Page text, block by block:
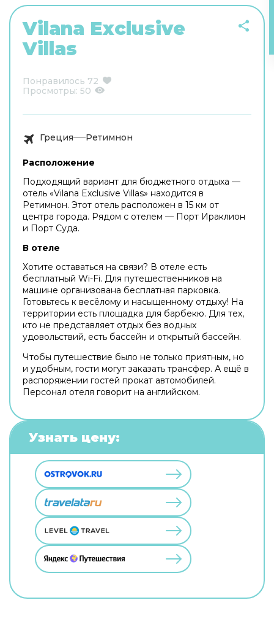
Vilana Exclusive
Villas
Понравилось 72
Просмотры: 50
Греция Ретимнон
Расположение
Подходящий вариант для бюджетного отдыха —
отель «Vilana Exclusive Villas» находится в
Ретимнон. Этот отель расположен в 15 км от
центра города. Рядом с отелем — Порт Ираклион
и Порт Суда.
В отеле
Хотите оставаться на связи? В отеле есть
бесплатный Wi-Fi. Для путешественников на
машине организована бесплатная парковка.
Готовьтесь к весёлому и насыщенному отдыху! На
территории есть площадка для барбекю. Для тех,
кто не представляет отдых без водных
удовольствий, есть бассейн и открытый бассейн.
Чтобы путешествие было не только приятным, но
и удобным, гости могут заказать трансфер. А ещё в
распоряжении гостей прокат автомобилей.
Персонал отеля говорит на английском.
Узнать цену: